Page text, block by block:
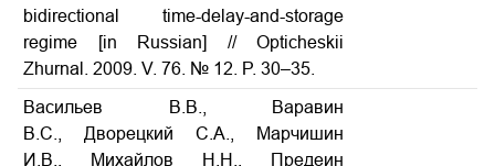
bidirectional time-delay-and-storage
regime [in Russian] // Opticheskii
Zhurnal. 2009. V. 76. № 12. P. 30–35.
Васильев В.В., Варавин
В.С., Дворецкий С.А., Марчишин
И.В., Михайлов Н.Н., Предеин